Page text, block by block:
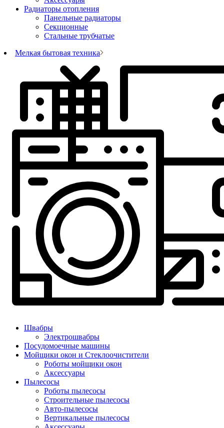
Радиаторы отопления
Панельные радиаторы
Секционные
Стальные трубчатые
Мелкая бытовая техника
Швабры
Электрошвабры
Посудомоечные машины
Мойщики окон и Стеклоочистители
Роботы мойщики окон
Аксессуары
Пылесосы
Роботы пылесосы
Строительные пылесосы
Авто-пылесосы
Вертикальные пылесосы